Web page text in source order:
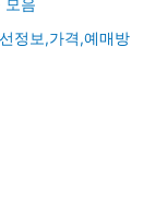
모음
정보,가격,예매방